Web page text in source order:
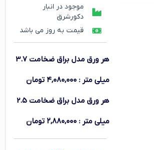
موجود در انبار
دکورشرق
قیمت به روز می باشد
هر ورق مدل براق ضخامت 3.7
میلی متر :۴,۰۸۰,۰۰۰ تومان
هر ورق مدل براق ضخامت 2.5
میلی متر :۲,۸۸۰,۰۰۰ تومان